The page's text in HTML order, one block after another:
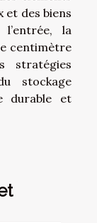
et des biens
la
centimètre
stratégies
stockage
durable et